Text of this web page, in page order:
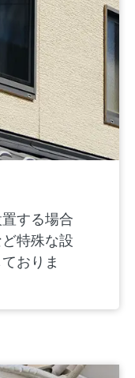
する場合
特殊な設
おりま